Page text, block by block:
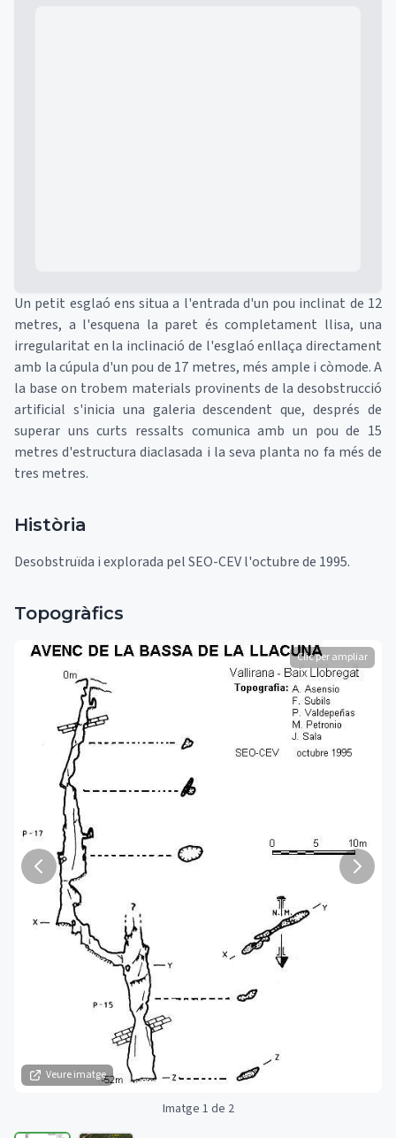
Un petit esglaó ens situa a l'entrada d'un pou inclinat de 12
metres, a l'esquena la paret és completament llisa, una
irregularitat en la inclinació de l'esglaó enllaça directament
amb la cúpula d'un pou de 17 metres, més ample i còmode. A
la base on trobem materials provinents de la desobstrucció
artificial s'inicia una galeria descendent que, després de
superar uns curts ressalts comunica amb un pou de 15
metres d'estructura diaclasada i la seva planta no fa més de
tres metres.
Història
Desobstruïda i explorada pel SEO-CEV l'octubre de 1995.
Topogràfics
Veure imatge
Clic per ampliar
Imatge 1 de 2